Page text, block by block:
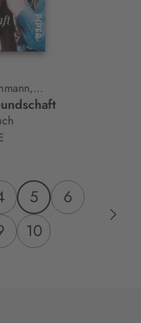
5
6
10